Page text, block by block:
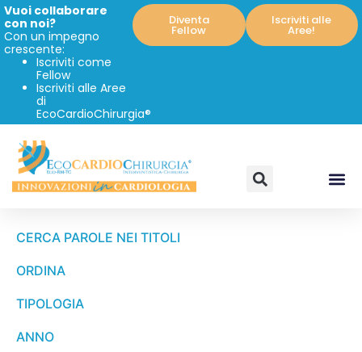
Vuoi collaborare
con noi?
Con un impegno
crescente:
Iscriviti come
Fellow
Iscriviti alle Aree
di
EcoCardioChirurgia®
Diventa
Fellow
Iscriviti alle
Aree!
CERCA PAROLE NEI TITOLI
ORDINA
TIPOLOGIA
ANNO